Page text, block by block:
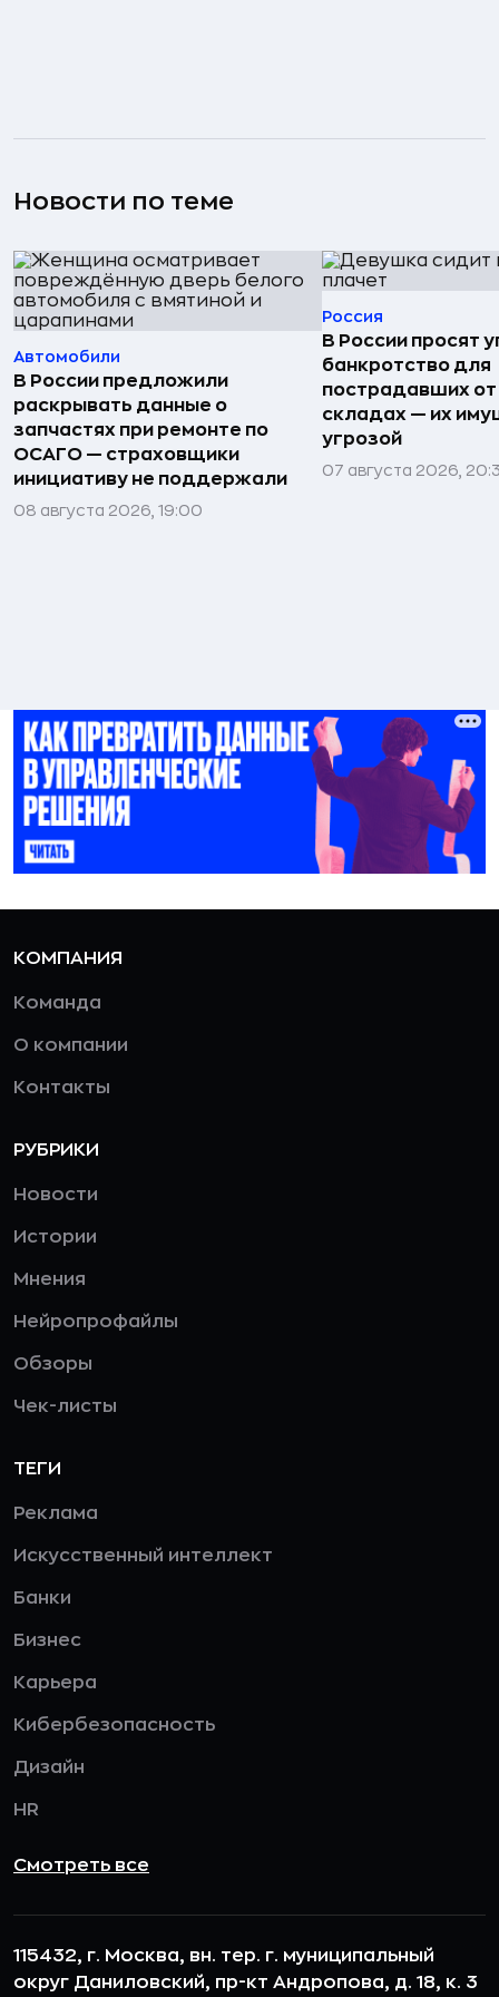
Новости по теме
Автомобили
В России предложили
раскрывать данные о
запчастях при ремонте по
ОСАГО — страховщики
инициативу не поддержали
08 августа 2026, 19:00
Россия
В России просят
банкротство для
пострадавших
складах — их
угрозой
07 августа 2026,
КОМПАНИЯ
Команда
О компании
Контакты
РУБРИКИ
Новости
Истории
Мнения
Нейропрофайлы
Обзоры
Чек-листы
ТЕГИ
Реклама
Искусственный интеллект
Банки
Бизнес
Карьера
Кибербезопасность
Дизайн
HR
Смотреть все
115432, г. Москва, вн. тер. г. муниципальный
округ Даниловский, пр-кт Андропова, д. 18, к. 3